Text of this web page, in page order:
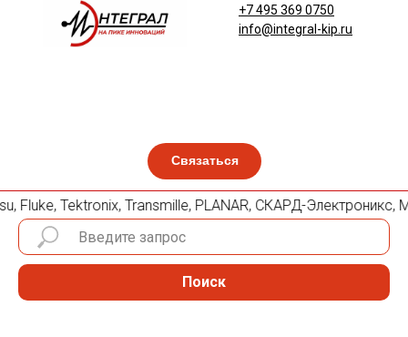
Связаться
+7 495 369 0750
info@integral-kip.ru
Tektronix, Transmille, PLANAR, СКАРД-Электроникс,
Поиск